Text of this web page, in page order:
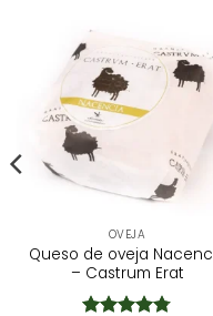
OVEJA
Queso de oveja
– Castrum Erat